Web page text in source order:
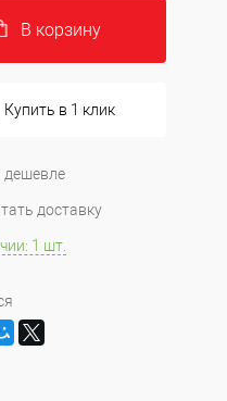
В корзину
Купить в 1 клик
доставку
1 шт.